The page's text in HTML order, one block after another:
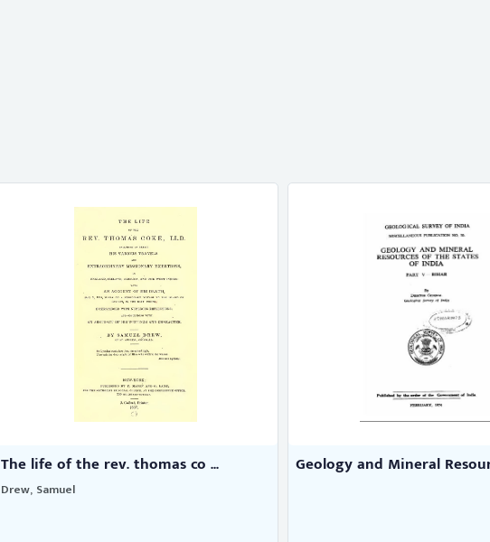
The life of the rev. thomas co ...
Drew, Samuel
Geology and Mineral